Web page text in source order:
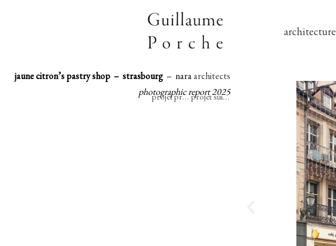
architecture
jaune citron’s pastry shop – strasbourg – naraarchitects
photographic report 2025
projet précédent projet suivant